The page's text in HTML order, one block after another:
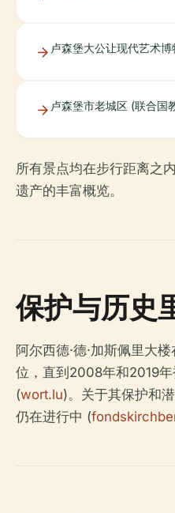
卢森堡大公让现代艺术
卢森堡市老城区 (联合国
所有景点均在步行距离之
遗产的丰富概览。
保护与历史
阿尔西德·德·加斯佩里大
位，直到2008年和2019
(wort.lu)。关于其保护和
仍在进行中 (